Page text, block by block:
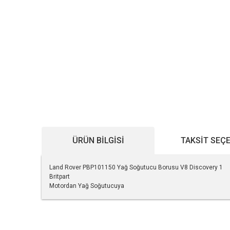
ÜRÜN BILGISI TAKSIT
Land Rover PBP101150 Yağ Soğutucu Borusu V8 Discovery 1
Britpart
Motordan Yağ Soğutucuya